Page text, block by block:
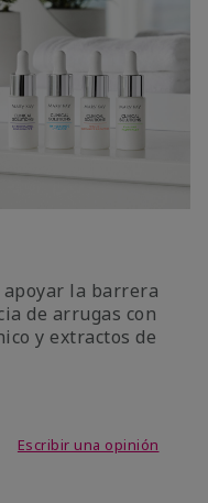
la barrera
de arrugas con
y extractos de
5
Escribir una opinión